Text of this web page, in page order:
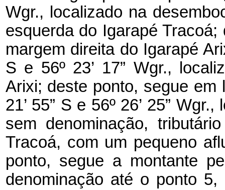
Wgr., localizado na
esquerda do Igarapé
margem direita do Igarapé
S e 56º 23’ 17” Wgr.,
Arixi; deste ponto, segue em
21’ 55” S e 56º 26’ 25”
sem denominação,
Tracoá, com um pequeno
ponto, segue a montante
denominação até o ponto 5,